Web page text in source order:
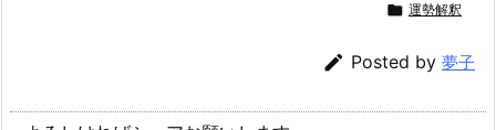
 運勢解釈
 Posted by 夢子